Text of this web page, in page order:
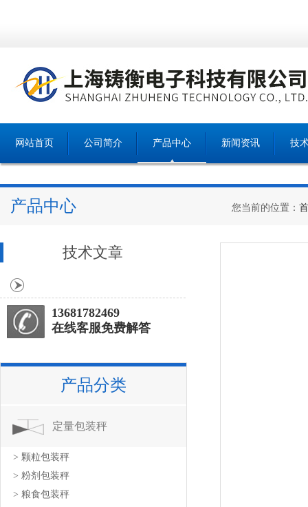
网站首页 公司简介 产品中心 新闻资讯 技
产品中心 您当前的位置：
技术文章
13681782469
在线客服免费解答
产品分类
定量包装秤
> 颗粒包装秤
> 粉剂包装秤
> 粮食包装秤